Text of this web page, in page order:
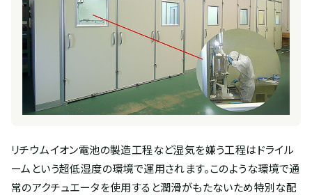
リチウムイオン電池の製造工程など湿気を嫌う工程はドライル
ームという超低湿度の環境で運用されます。このような環境で通
常のアクチュエータを使用すると潤滑がもたないため特別な配